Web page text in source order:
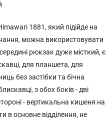
1881, який підійде на
можна використовувати
рюкзак дуже місткий, є
для планшета, для
без застібки та бічна
з обох боків - дві
- вертикальна кишеня на
в основне відділення, не